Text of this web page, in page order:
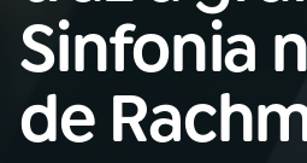
02A RÁDIO
03PROGRAMAÇÃO
Sinfonia
de